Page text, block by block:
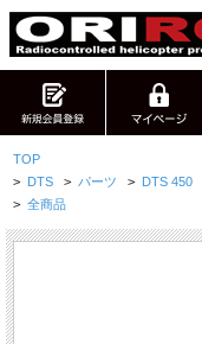
TOP
> DTS > パーツ > DTS 450
> 全商品